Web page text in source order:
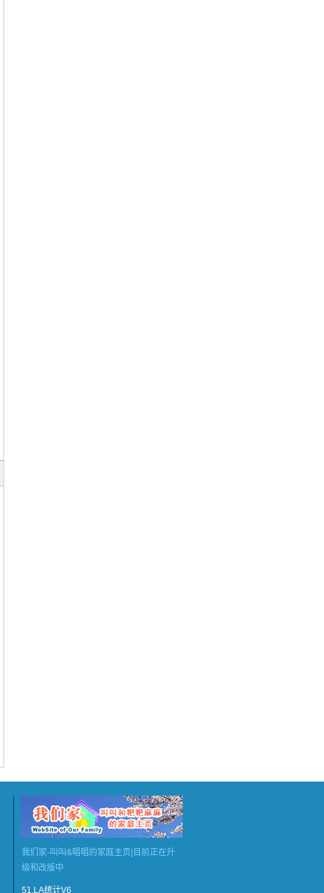
我们家-叫叫&唱唱的家庭主页|目前正在升
级和改版中
51.LA统计V6